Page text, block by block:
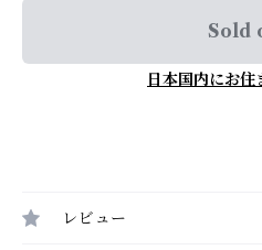
Sold
日本国内にお住
レビュー